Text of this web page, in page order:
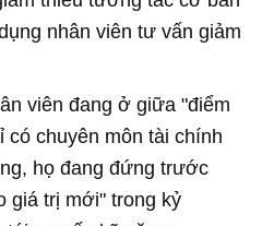
nhân viên tư vấn giảm
viên đang ở giữa "điểm
có chuyên môn tài chính
họ đang đứng trước
giá trị mới" trong kỷ